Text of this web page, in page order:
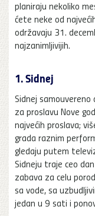
planiraju nekoliko
ćete neke od
održavaju 31.
najzanimljivijih.
1. Sidnej
Sidnej
za proslavu Nove
najvećih proslava;
grada raznim
gledaju putem
Sidneju traje ceo
zabava za celu
sa vode, sa
jedan u 9 sati i